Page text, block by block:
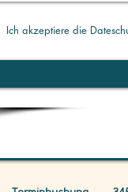
Ich akzeptiere die